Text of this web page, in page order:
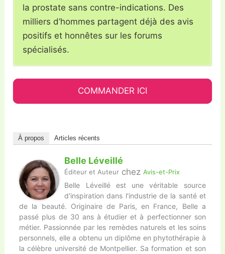
la prostate sans contre-indications. Des
milliers d’hommes partagent déjà des avis
positifs et honnêtes sur les forums
spécialisés.
COMMANDER ICI
À propos Articles récents
Belle Léveillé
Éditeur et Auteur chezAvis-et-Prix
Belle Léveillé est une véritable source
d'inspiration dans l'industrie de la santé et
de la beauté. Originaire de Paris, en France, Belle a
passé plus de 30 ans à étudier et à perfectionner son
métier. Passionnée par les remèdes naturels et les soins
personnels, elle a obtenu un diplôme en phytothérapie à
la célèbre université de Montpellier. Sa formation et son